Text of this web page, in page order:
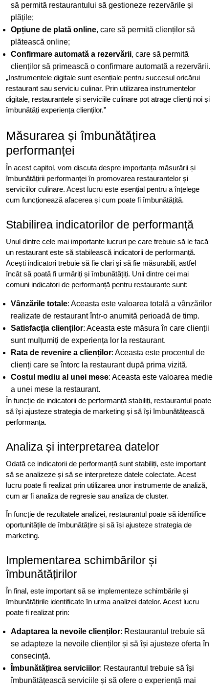
să permită restaurantului să gestioneze rezervările și
plățile;
Opțiune de plată online, care să permită clienților să
plătească online;
Confirmare automată a rezervării, care să permită
clienților să primească o confirmare automată a rezervării.
„Instrumentele digitale sunt esențiale pentru succesul oricărui
restaurant sau serviciu culinar. Prin utilizarea instrumentelor
digitale, restaurantele și serviciile culinare pot atrage clienți noi și
îmbunătăți experiența clienților.”
Măsurarea și îmbunătățirea
performanței
În acest capitol, vom discuta despre importanța măsurării și
îmbunătățirii performanței în promovarea restaurantelor și
serviciilor culinare. Acest lucru este esențial pentru a înțelege
cum funcționează afacerea și cum poate fi îmbunătățită.
Stabilirea indicatorilor de performanță
Unul dintre cele mai importante lucruri pe care trebuie să le facă
un restaurant este să stabilească indicatorii de performanță.
Acești indicatori trebuie să fie clari și să fie măsurabili, astfel
încât să poată fi urmăriți și îmbunătățiți. Unii dintre cei mai
comuni indicatori de performanță pentru restaurante sunt:
Vânzările totale: Aceasta este valoarea totală a vânzărilor
realizate de restaurant într-o anumită perioadă de timp.
Satisfacția clienților: Aceasta este măsura în care clienții
sunt mulțumiți de experiența lor la restaurant.
Rata de revenire a clienților: Aceasta este procentul de
clienți care se întorc la restaurant după prima vizită.
Costul mediu al unei mese: Aceasta este valoarea medie
a unei mese la restaurant.
În funcție de indicatorii de performanță stabiliți, restaurantul poate
să își ajusteze strategia de marketing și să își îmbunătățească
performanța.
Analiza și interpretarea datelor
Odată ce indicatorii de performanță sunt stabiliți, este important
să se analizeze și să se interpreteze datele colectate. Acest
lucru poate fi realizat prin utilizarea unor instrumente de analiză,
cum ar fi analiza de regresie sau analiza de cluster.
În funcție de rezultatele analizei, restaurantul poate să identifice
oportunitățile de îmbunătățire și să își ajusteze strategia de
marketing.
Implementarea schimbărilor și
îmbunătățirilor
În final, este important să se implementeze schimbările și
îmbunătățirile identificate în urma analizei datelor. Acest lucru
poate fi realizat prin:
Adaptarea la nevoile clienților: Restaurantul trebuie să
se adapteze la nevoile clienților și să își ajusteze oferta în
consecință.
Îmbunătățirea serviciilor: Restaurantul trebuie să își
îmbunătățească serviciile și să ofere o experiență mai